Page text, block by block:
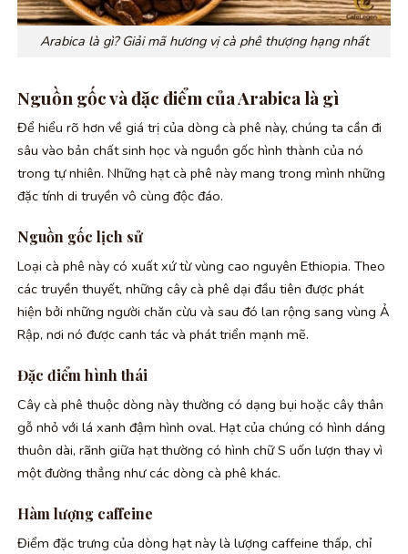
Arabica là gì? Giải mã hương vị cà phê thượng hạng nhất
Nguồn gốc và đặc điểm của Arabica là gì
Để hiểu rõ hơn về giá trị của dòng cà phê này, chúng ta cần đi
sâu vào bản chất sinh học và nguồn gốc hình thành của nó
trong tự nhiên. Những hạt cà phê này mang trong mình những
đặc tính di truyền vô cùng độc đáo.
Nguồn gốc lịch sử
Loại cà phê này có xuất xứ từ vùng cao nguyên Ethiopia. Theo
các truyền thuyết, những cây cà phê dại đầu tiên được phát
hiện bởi những người chăn cừu và sau đó lan rộng sang vùng Ả
Rập, nơi nó được canh tác và phát triển mạnh mẽ.
Đặc điểm hình thái
Cây cà phê thuộc dòng này thường có dạng bụi hoặc cây thân
gỗ nhỏ với lá xanh đậm hình oval. Hạt của chúng có hình dáng
thuôn dài, rãnh giữa hạt thường có hình chữ S uốn lượn thay vì
một đường thẳng như các dòng cà phê khác.
Hàm lượng caffeine
Điểm đặc trưng của dòng hạt này là lượng caffeine thấp, chỉ